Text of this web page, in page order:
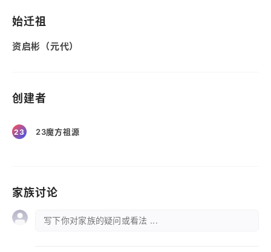
始迁祖
资启彬（元代）
创建者
23 23魔方祖源
家族讨论
写下你对家族的疑问或看法 ...